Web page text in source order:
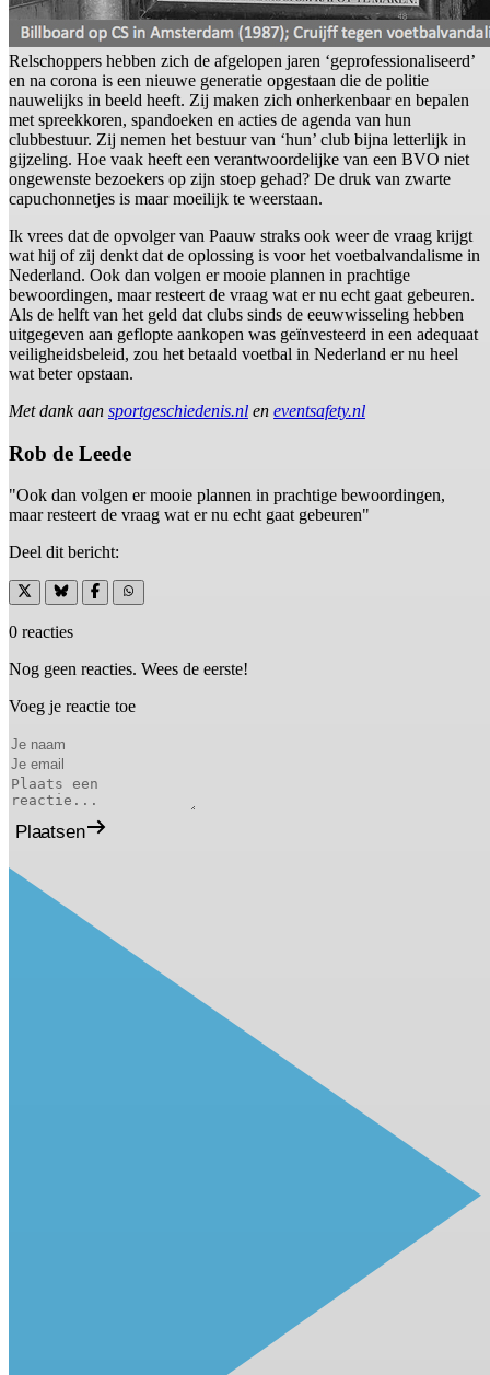
Relschoppers hebben zich de afgelopen jaren ‘geprofessionaliseerd’
en na corona is een nieuwe generatie opgestaan die de politie
nauwelijks in beeld heeft. Zij maken zich onherkenbaar en bepalen
met spreekkoren, spandoeken en acties de agenda van hun
clubbestuur. Zij nemen het bestuur van ‘hun’ club bijna letterlijk in
gijzeling. Hoe vaak heeft een verantwoordelijke van een BVO niet
ongewenste bezoekers op zijn stoep gehad? De druk van zwarte
capuchonnetjes is maar moeilijk te weerstaan.
Ik vrees dat de opvolger van Paauw straks ook weer de vraag krijgt
wat hij of zij denkt dat de oplossing is voor het voetbalvandalisme in
Nederland. Ook dan volgen er mooie plannen in prachtige
bewoordingen, maar resteert de vraag wat er nu echt gaat gebeuren.
Als de helft van het geld dat clubs sinds de eeuwwisseling hebben
uitgegeven aan geflopte aankopen was geïnvesteerd in een adequaat
veiligheidsbeleid, zou het betaald voetbal in Nederland er nu heel
wat beter opstaan.
Met dank aan sportgeschiedenis.nl en eventsafety.nl
Rob de Leede
"Ook dan volgen er mooie plannen in prachtige bewoordingen,
maar resteert de vraag wat er nu echt gaat gebeuren"
Deel dit bericht:
0 reacties
Nog geen reacties. Wees de eerste!
Voeg je reactie toe
Plaatsen